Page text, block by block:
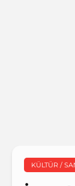
KÜLTÜR /